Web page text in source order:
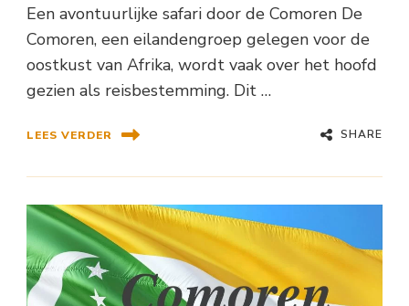
Een avontuurlijke safari door de Comoren De
Comoren, een eilandengroep gelegen voor de
oostkust van Afrika, wordt vaak over het hoofd
gezien als reisbestemming. Dit …
LEES VERDER SHARE